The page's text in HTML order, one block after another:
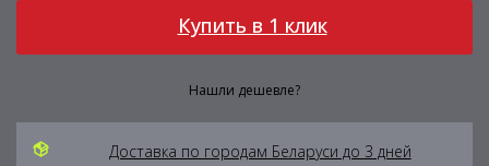
Купить в 1 клик
Нашли дешевле?
Доставка по городам Беларуси до 3 дней